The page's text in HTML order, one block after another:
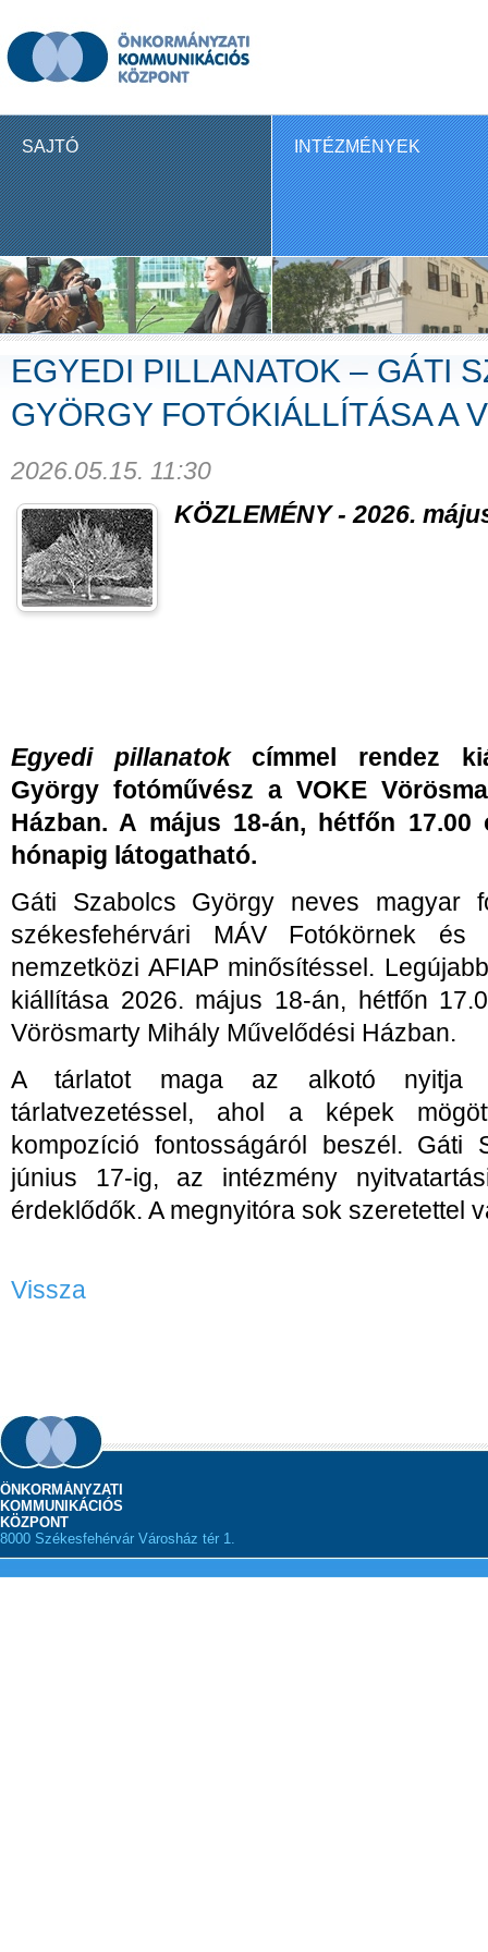
SAJTÓ INTÉZMÉNYEK
EGYEDI PILLANATOK – GÁTI
GYÖRGY FOTÓKIÁLLÍTÁSA A
2026.05.15. 11:30
KÖZLEMÉNY - 2026.
Egyedi pillanatokcímmel rendez
György fotóművész a VOKE
Házban. A május 18-án, hétfőn
hónapig látogatható.
Gáti Szabolcs György neves magyar
székesfehérvári MÁV Fotókörnek
nemzetközi AFIAP minősítéssel.
kiállítása 2026. május 18-án, hétfőn
Vörösmarty Mihály Művelődési Házban.
A tárlatot maga az alkotó nyitja
tárlatvezetéssel, ahol a képek
kompozíció fontosságáról beszél. Gáti
június 17-ig, az intézmény
érdeklődők. A megnyitóra sok szeretettel
Vissza
ÖNKORMÁNYZATI
KOMMUNIKÁCIÓS
KÖZPONT
8000 Székesfehérvár Városház tér 1.